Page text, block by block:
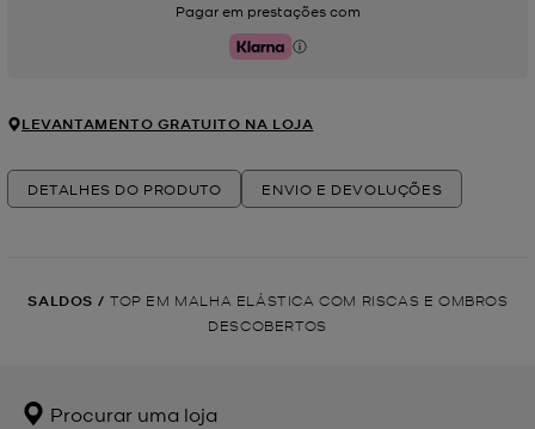
Pagar em prestações com
Klarna
LEVANTAMENTO GRATUITO NA LOJA
DETALHES DO PRODUTO ENVIO E DEVOLUÇÕES
SALDOS / TOP EM MALHA ELÁSTICA COM RISCAS E OMBROS
DESCOBERTOS
Procurar uma loja